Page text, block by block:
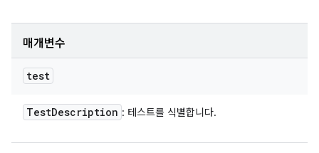
매개변수
test
TestDescription : 테스트를 식별합니다.